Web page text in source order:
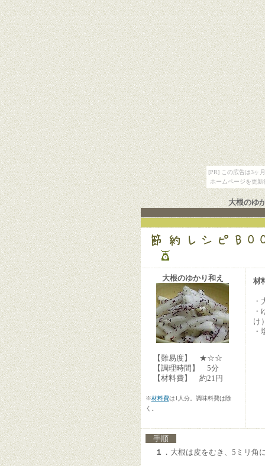
[PR] この広告は3ヶ
ホームページを更
大根のゆ
大根のゆかり和え
【難易度】 ★☆☆
【調理時間】 5分
【材料費】 約21円
※材料費は1人分。調味料費は除
く。
材
・
・
け
・
手順
１ ．大根は皮をむき、5ミリ角